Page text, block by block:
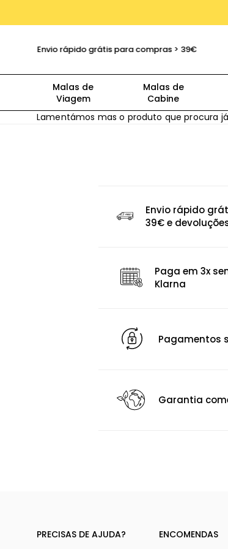
Envio rápido grátis para compras > 39€
Malas de
Viagem
Malas de
Cabine
Lamentámos mas o produto que procura
Envio rápido
39€ e
Paga em 3x
Klarna
Pagamentos
Garantia
PRECISAS DE AJUDA? ENCOMENDAS